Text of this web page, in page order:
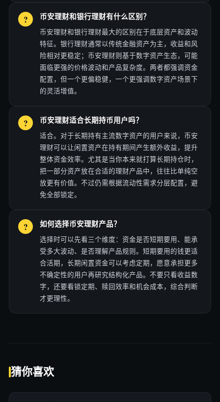
币安理财和银行理财有什么区别？
币安理财和银行理财最大的区别在于底层资产和波动
特征。银行理财通常以传统金融资产为主，收益和风
险相对更稳定；币安理财则基于数字资产生态，可能
面临更强的价格波动和产品复杂度。两者都强调资金
配置，但一个更偏稳健，一个更强调数字资产场景下
的灵活增值。
币安理财适合长期持币用户吗？
适合。对于长期持有主流数字资产的用户来说，币安
理财可以让闲置资产在持有期间产生额外收益，提升
整体资金效率。尤其是当你本来就打算长期持仓时，
把一部分资产放在合适的理财产品中，往往比单纯空
放更有价值。不过仍需根据流动性需求分层配置，避
免全部锁定。
如何选择币安理财产品？
选择时可以先看三个维度：资金是否短期要用、能承
受多大波动、是否理解产品规则。短期要用的钱更适
合活期，长期闲置资金可以考虑定期，愿意承担更多
不确定性的用户再研究结构化产品。不要只看收益数
字，还要看锁定期、赎回效率和机会成本，综合判断
才更理性。
猜你喜欢